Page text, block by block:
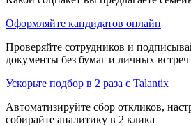
Оформляйте кандидатов онлайн
Проверяйте сотрудников и
документы без бумаг и личных встреч
Ускорьте подбор в 2 раза с Talantix
Автоматизируйте сбор откликов,
собирайте аналитику в 2 клика